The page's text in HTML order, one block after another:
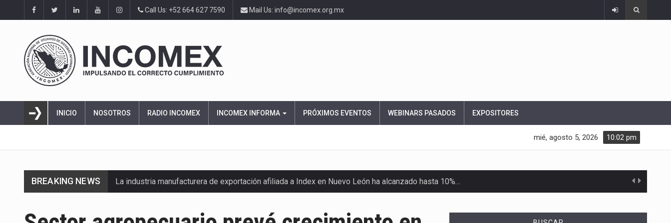
Call Us: +52 664 627 7590 Mail Us: info@incomex.org.mx
INICIO NOSOTROS RADIO INCOMEX INCOMEX INFORMA PRÓXIMOS EVENTOS WEBINARS PASADOS EXPOSITORES
10:02 pm
mié, agosto 5, 2026
BREAKING NEWS La industria manufacturera de exportación afiliada a Index en Nuevo León ha alcanzado hasta 10%…